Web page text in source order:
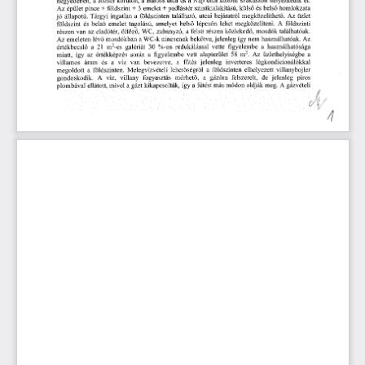
Az
  épület
  pince
  +  földszint
  +
  3  emelet
  +  padlástér
  szintkialakítású,
  külső
  és
  belső
  homlokzata
jó   állapotú.
  Tárgyi
  ingatlan
  a   földszinten
   található,
  utcai
  bejáratról
  megközelíthető.
  Az
  üzlet
földszint
    és
  belső
  emelet
  tagolású,
  amelyet
  belső
  lépcsőn
  lehet
  megközelíteni.
  A
    földszinti
részen
  van
  az
  eladótér,
  öltöző,
  WC,
  zuhanyzó,
  a  felső
  részen
  közlekedő,
  mosdók
  találhatóak.
Az
  emeleten
  lévő
mosdókban
  a WC-k
  nincsenek
  bekötve,
jelenleg
  így
nem
  használhatóak.
  Az
értékbecslő
   a
  21
  m
2-es
  galériát
   30
  %-os
  redukálással
  vette
  figyelembe
  a
  használhatósága
miatt,
  így
  az
  értékképzés
  során
  a
  figyelembe
  vett
  alapterület
  58
  m
2.
  Az
  üzlethelyiségbe
   a
villamos
   áram
   és
   a
   víz
   van
   bevezetve,
   a
   fűtés
  jelenleg
   inverteres
   légkondicionálókkal
megoldott
  a
   földszinten.
   Melegvízvételi
   lehetőségről
   a
   földszinten
   elhelyezett
  villanybojler
gondoskodik.
   A
   víz,
   villany
   fogyasztás
   mérhető,
   a
   gázóra
   felszerelt,
   de
  jelenleg
   piros
plombával
  ellátott,
  mivel
  a gázt
  kikapcsolták,
  így
  a fűtést
más
  módon
  oldják
meg.
  A
  gázvételi